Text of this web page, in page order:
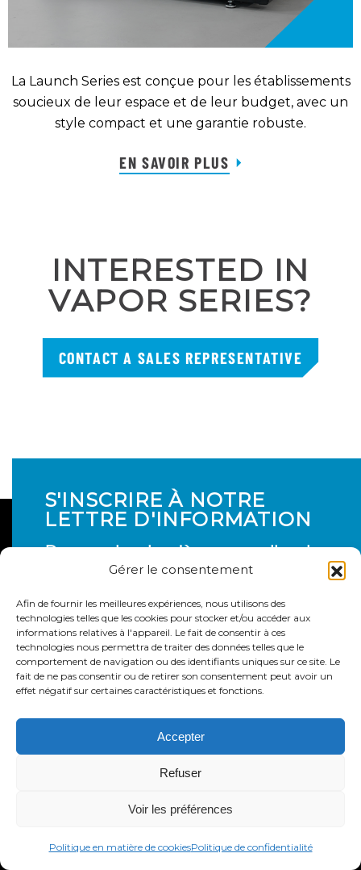
Gérer le consentement
Afin de fournir les meilleures expériences, nous utilisons des
technologies telles que les cookies pour stocker et/ou accéder aux
informations relatives à l'appareil. Le fait de consentir à ces
technologies nous permettra de traiter des données telles que le
comportement de navigation ou des identifiants uniques sur ce site. Le
fait de ne pas consentir ou de retirer son consentement peut avoir un
effet négatif sur certaines caractéristiques et fonctions.
Accepter
Refuser
Voir les préférences
Politique en matière de cookiesPolitique de confidentialité
La Launch Series est conçue pour les établissements
soucieux de leur espace et de leur budget, avec un
style compact et une garantie robuste.
EN SAVOIR PLUS
INTERESTED IN
VAPOR SERIES?
CONTACT A SALES REPRESENTATIVE
S'INSCRIRE À NOTRE
LETTRE D'INFORMATION
Recevez les dernières nouvelles de
TRUE Fitness directement dans
saisissez votre adresse
électronique
CONTACT